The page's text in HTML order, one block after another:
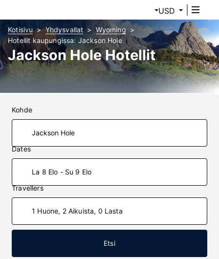
USD
Kotisivu Yhdysvallat
Wyoming
Hotellit kaupungissa: Jackson Hole
Jackson Hole Hotellit
Kohde
Dates
La 8 Elo - Su 9 Elo
Travellers
1 Huone, 2 Aikuista, 0 Lasta
Etsi